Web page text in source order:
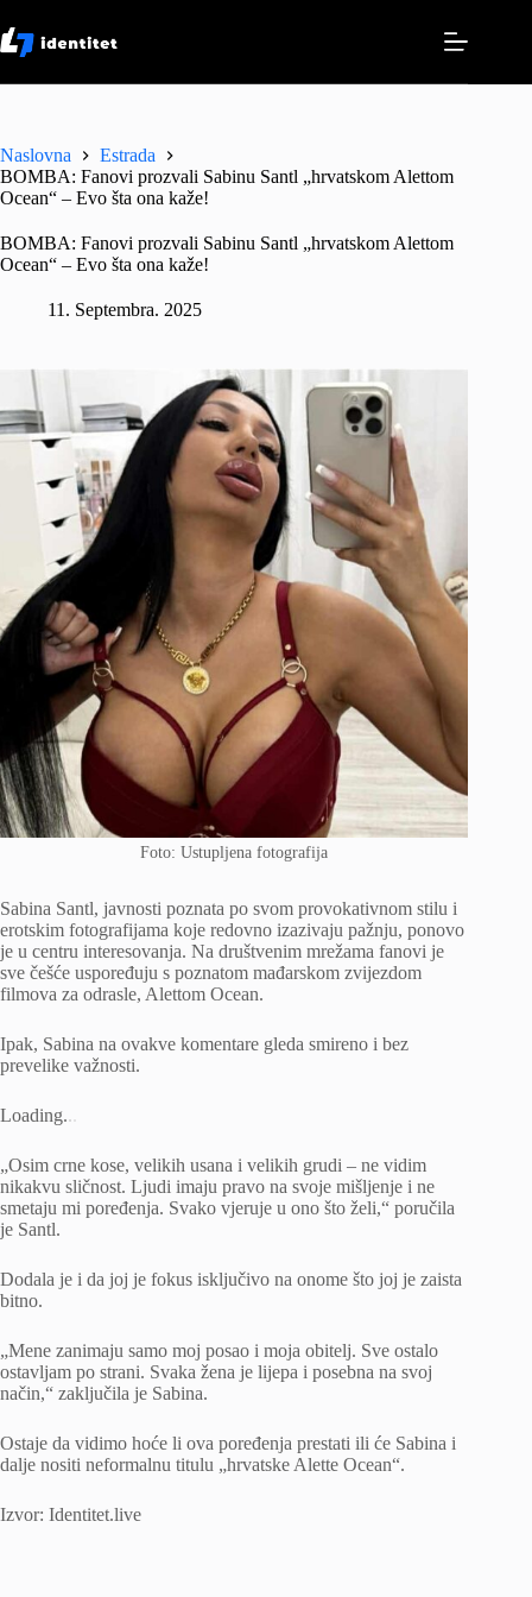
to
content
Naslovna
Estrada
BOMBA: Fanovi prozvali Sabinu Santl „hrvatskom Alettom
Ocean“ – Evo šta ona kaže!
BOMBA: Fanovi prozvali Sabinu Santl „hrvatskom Alettom
Ocean“ – Evo šta ona kaže!
11. Septembra. 2025
Foto: Ustupljena fotografija
Sabina Santl, javnosti poznata po svom provokativnom stilu i
erotskim fotografijama koje redovno izazivaju pažnju, ponovo
je u centru interesovanja. Na društvenim mrežama fanovi je
sve češće uspoređuju s poznatom mađarskom zvijezdom
filmova za odrasle, Alettom Ocean.
Ipak, Sabina na ovakve komentare gleda smireno i bez
prevelike važnosti.
Loading...
„Osim crne kose, velikih usana i velikih grudi – ne vidim
nikakvu sličnost. Ljudi imaju pravo na svoje mišljenje i ne
smetaju mi poređenja. Svako vjeruje u ono što želi,“ poručila
je Santl.
Dodala je i da joj je fokus isključivo na onome što joj je zaista
bitno.
„Mene zanimaju samo moj posao i moja obitelj. Sve ostalo
ostavljam po strani. Svaka žena je lijepa i posebna na svoj
način,“ zaključila je Sabina.
Ostaje da vidimo hoće li ova poređenja prestati ili će Sabina i
dalje nositi neformalnu titulu „hrvatske Alette Ocean“.
Izvor: Identitet.live